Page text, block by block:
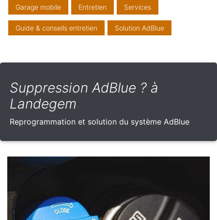
Garage mobile Entretien Services
Guide & conseils entretien Solution AdBlue
Suppression AdBlue ? à
Landegem
Reprogrammation et solution du système AdBlue